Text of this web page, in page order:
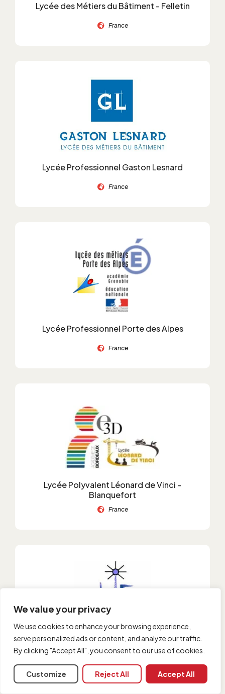
We value your privacy
We use cookies to enhance your browsing experience,
serve personalized ads or content, and analyze our traffic.
By clicking "Accept All", you consent to our use of cookies.
Customize Reject All Accept All
Lycée des Métiers du Bâtiment - Felletin
France
Lycée Professionnel Gaston Lesnard
France
Lycée Professionnel Porte des Alpes
France
Lycée Polyvalent Léonard de Vinci -
Blanquefort
France
Lycée Polyvalent Jean-Joseph Fourier -
Saint Germain
France